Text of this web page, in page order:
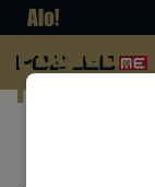
Pogled.
me